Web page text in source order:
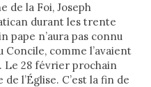
de la Foi, Joseph
durant les trente
pape n’aura pas connu
Concile, comme l’avaient
Le 28 février prochain
l’Église. C’est la fin de